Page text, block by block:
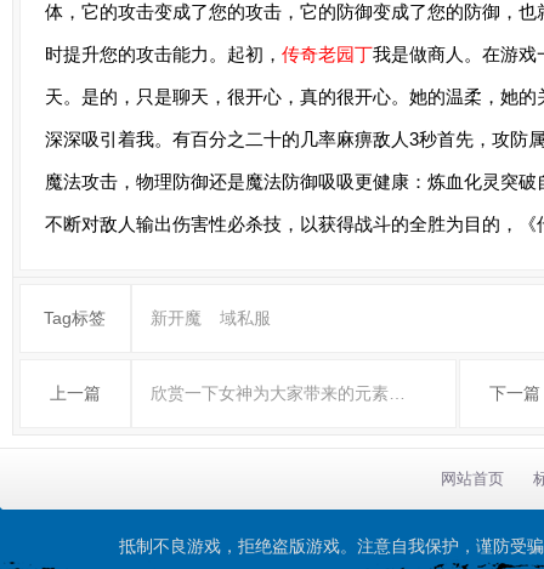
体，它的攻击变成了您的攻击，它的防御变成了您的防御，
时提升您的攻击能力。起初， 传奇老园丁我是做商人。在游戏
天。是的，只是聊天，很开心，真的很开心。她的温柔，她
深深吸引着我。有百分之二十的几率麻痹敌人3秒首先，攻防
魔法攻击，物理防御还是魔法防御吸吸更健康：炼血化灵突
不断对敌人输出伤害性必杀技，以获得战斗的全胜为目的，
Tag标签 新开魔 域私服
上一篇 欣赏一下女神为大家带来的元素… 下一篇
网站首页
抵制不良游戏，拒绝盗版游戏。注意自我保护，谨防受